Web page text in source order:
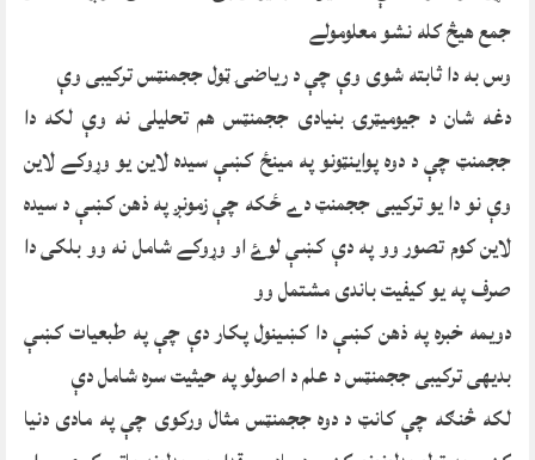
جمع هیڅ کله نشو معلومولے
وس به دا ثابته شوی وې چې د ریاضۍ ټول ججمنټس ترکیبی وې
دغه شان د جیومیټرۍ بنیادی ججمنټس هم تحلیلی نه وې لکه دا
ججمنټ چې د دوه پواینټونو په مینځ کښې سیده لاین یو وړوکے لاین
وې نو دا یو ترکیبی ججمنټ دے ځکه چې زمونږ په ذهن کښې د سیده
لاین کوم تصور وو په دې کښې لوۓ او وړوکے شامل نه وو بلکی دا
صرف په یو کیفیت باندی مشتمل وو
دویمه خبره په ذهن کښې دا کښینول پکار دې چې په طبعیات کښې
بدیهی ترکیبی ججمنټس د علم د اصولو په حیثیت سره شامل دې
لکه څنګه چې کانټ د دوه ججمنټس مثال ورکوی چې په مادی دنیا